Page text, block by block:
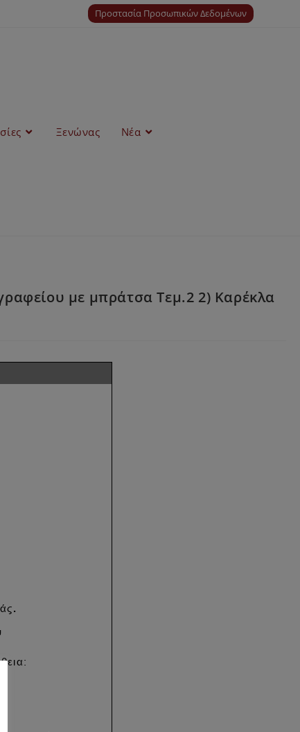
Προστασία Προσωπικών Δεδομένων
Ξενώνας Νέα
με μπράτσα Τεμ.2 2) Καρέκλα